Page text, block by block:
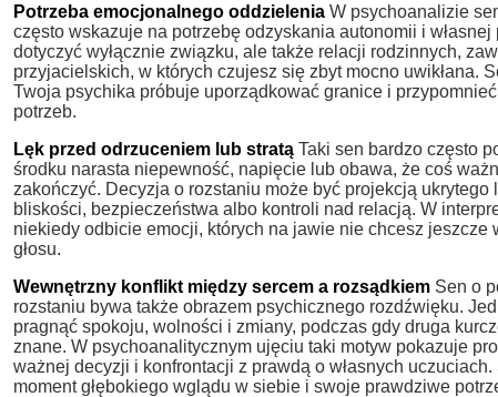
Potrzeba emocjonalnego oddzielenia W psychoanalizie
często wskazuje na potrzebę odzyskania autonomii i własnej
dotyczyć wyłącznie związku, ale także relacji rodzinnych,
przyjacielskich, w których czujesz się zbyt mocno uwikłana.
Twoja psychika próbuje uporządkować granice i
potrzeb.
Lęk przed odrzuceniem lub stratą Taki sen bardzo często
środku narasta niepewność, napięcie lub obawa, że coś
zakończyć. Decyzja o rozstaniu może być projekcją ukrytego
bliskości, bezpieczeństwa albo kontroli nad relacją. W
niekiedy odbicie emocji, których na jawie nie chcesz jeszcze
głosu.
Wewnętrzny konflikt między sercem a rozsądkiem Sen o
rozstaniu bywa także obrazem psychicznego rozdźwięku.
pragnąć spokoju, wolności i zmiany, podczas gdy druga
znane. W psychoanalitycznym ujęciu taki motyw pokazuje
ważnej decyzji i konfrontacji z prawdą o własnych
moment głębokiego wglądu w siebie i swoje prawdziwe